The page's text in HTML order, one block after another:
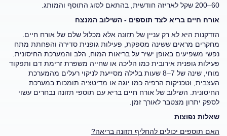
60–200 שקל לאריזה חודשית, בהתאם לסוג התוסף והמותג.
אורח חיים בריא לצד תוספים - השילוב המנצח
הזדקנות היא לא רק עניין של תזונה אלא מכלול שלם של אורח חיים.
מחקרים מראים ששינה מספקת, פעילות גופנית סדירה והפחתת מתח
נפשי משפיעים באופן ישיר על בריאות המוח, הלב והמערכת החיסונית.
פעילות גופנית אירובית כמו הליכה או שחייה משפרת זרימת דם ותפקוד
מוחי, שינה של 7–8 שעות בלילה מסייעת לניקוי רעלים מהמערכת
העצבית, וטכניקות הרפיה כמו יוגה או מדיטציה תומכות במערכת
החיסונית. השילוב של אורח חיים בריא עם תוספי תזונה נבחרים עשוי
לספק יתרון מצטבר לאורך זמן.
שאלות נפוצות
האם תוספים יכולים להחליף תזונה בריאה?